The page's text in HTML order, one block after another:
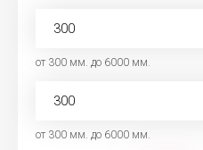
от 300 мм. до 6000 мм.
от 300 мм. до 6000 мм.